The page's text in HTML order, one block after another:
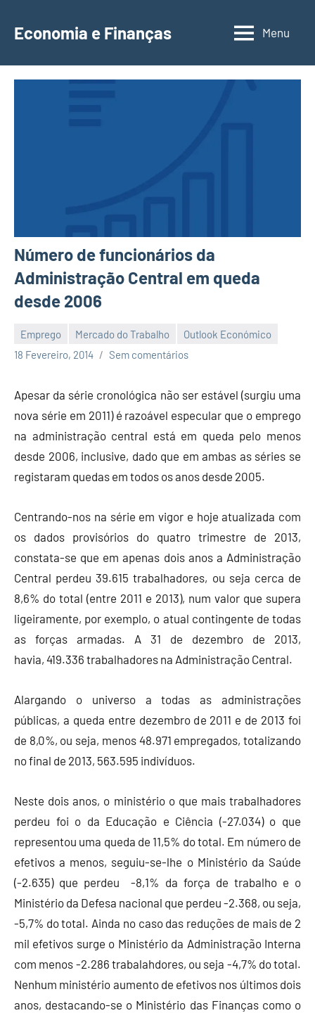
para
conteúdo
Economia e Finanças
Depósitos
Menu
Número de funcionários da
Administração Central em queda
desde 2006
Emprego Mercado do Trabalho
Outlook Económico
18 Fevereiro, 2014
Economia
Finanças
Sem comentários
Apesar da série cronológica não ser estável (surgiu uma
nova série em 2011) é razoável especular que o emprego
na administração central está em queda pelo menos
desde 2006, inclusive, dado que em ambas as séries se
registaram quedas em todos os anos desde 2005.
Centrando-nos na série em vigor e hoje atualizada com
os dados provisórios do quatro trimestre de 2013,
constata-se que em apenas dois anos a Administração
Central perdeu 39.615 trabalhadores, ou seja cerca de
8,6% do total (entre 2011 e 2013), num valor que supera
ligeiramente, por exemplo, o atual contingente de todas
as forças armadas. A 31 de dezembro de 2013,
havia, 419.336 trabalhadores na Administração Central.
Alargando o universo a todas as administrações
públicas, a queda entre dezembro de 2011 e de 2013 foi
de 8,0%, ou seja, menos 48.971 empregados, totalizando
no final de 2013, 563.595 indivíduos.
Neste dois anos, o ministério o que mais trabalhadores
perdeu foi o da Educação e Ciência (-27.034) o que
representou uma queda de 11,5% do total. Em número de
efetivos a menos, seguiu-se-lhe o Ministério da Saúde
(-2.635) que perdeu -8,1% da força de trabalho e o
Ministério da Defesa nacional que perdeu -2.368, ou seja,
-5,7% do total. Ainda no caso das reduções de mais de 2
mil efetivos surge o Ministério da Administração Interna
com menos -2.286 trabalahdores, ou seja -4,7% do total.
Nenhum ministério aumento de efetivos nos últimos dois
anos, destacando-se o Ministério das Finanças como o